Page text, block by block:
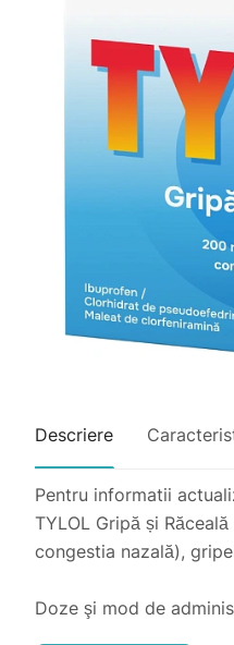
Descriere
Pentru informatii
TYLOL Gripă și
congestia nazală),
Doze şi mod de